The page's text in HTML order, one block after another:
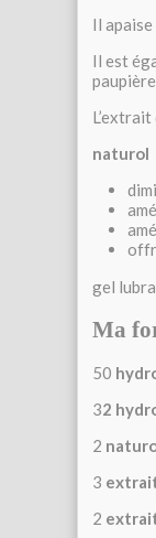
Il
Il est
naturol
gel
Ma
50
32
2
3
2